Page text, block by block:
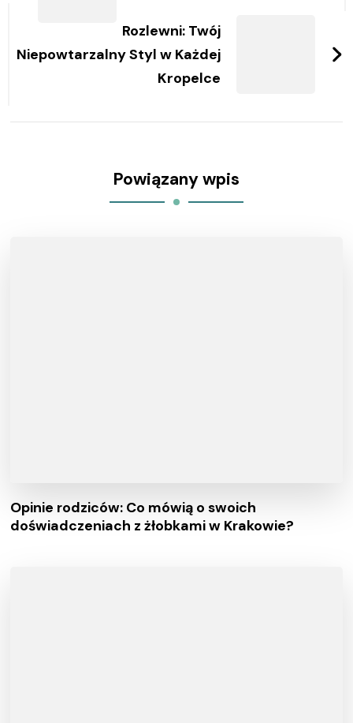
Rozlewni: Twój
Niepowtarzalny Styl w Każdej
Kropelce
Powiązany wpis
Opinie rodziców: Co mówią o swoich
doświadczeniach z żłobkami w Krakowie?